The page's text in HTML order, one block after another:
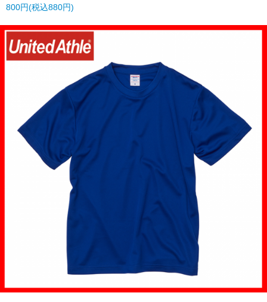
800円(税込880円)